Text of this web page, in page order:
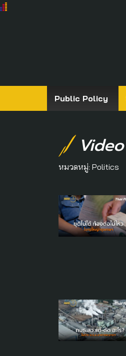
Public Policy
Video
หมวดหมู่: Politics